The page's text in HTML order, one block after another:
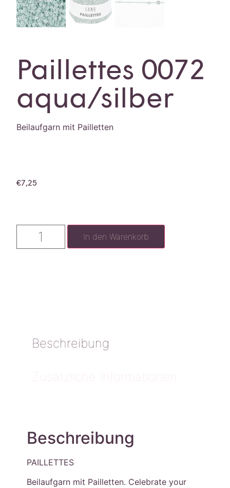
Paillettes 0072
aqua/silber
Beilaufgarn mit Pailletten
€7,25
In den Warenkorb
Beschreibung
Zusätzliche Informationen
Beschreibung
PAILLETTES
Beilaufgarn mit Pailletten. Celebrate your